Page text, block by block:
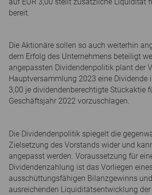
bereit.
Die Aktionäre sollen so auch weiterhin
dem Erfolg des Unternehmens beteiligt
angepassten Dividendenpolitik plant der
Hauptversammlung 2023 eine Dividende
3,00 je dividendenberechtigte Stückaktie
Geschäftsjahr 2022 vorzuschlagen.
Die Dividendenpolitik spiegelt die
Zielsetzung des Vorstands wider und
angepasst werden. Voraussetzung für
Dividendenzahlung ist das Vorliegen eines
ausschüttungsfähigen Bilanzgewinns
ausreichenden Liquiditätsentwicklung der